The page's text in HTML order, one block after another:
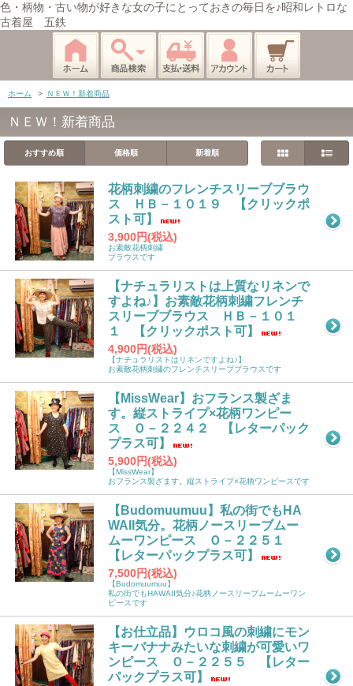
色・柄物・古い物が好きな女の子にとっておきの毎日を♪昭和レトロな
古着屋 五鉄
ホーム > ＮＥＷ！新着商品
ＮＥＷ！新着商品
おすすめ順 価格順 新着順
花柄刺繍のフレンチスリーブブラウ
ス ＨＢ－１０１９ 【クリックポ
スト可】
3,900円(税込)
お素敵花柄刺繍
ブラウスです
【ナチュラリストは上質なリネンで
すよね♪】お素敵花柄刺繍フレンチ
スリーブブラウス ＨＢ－１０１
１ 【クリックポスト可】
4,900円(税込)
【ナチュラリストはリネンですよね♪】
お素敵花柄刺繍のフレンチスリーブブラウスです
【MissWear】おフランス製ざま
す。縦ストライプ×花柄ワンピー
ス Ｏ－２２４２ 【レターパック
プラス可】
5,900円(税込)
【MissWear】
おフランス製ざます。縦ストライプ×花柄ワンピースです
【Budomuumuu】私の街でもHA
WAII気分。花柄ノースリーブムー
ムーワンピース Ｏ－２２５１
【レターパックプラス可】
7,500円(税込)
【Budomuumuu】
私の街でもHAWAII気分♪花柄ノースリーブムームーワン
ピースです
【お仕立品】ウロコ風の刺繍にモン
キーバナナみたいな刺繍が可愛いワ
ンピース Ｏ－２２５５ 【レター
パックプラス可】